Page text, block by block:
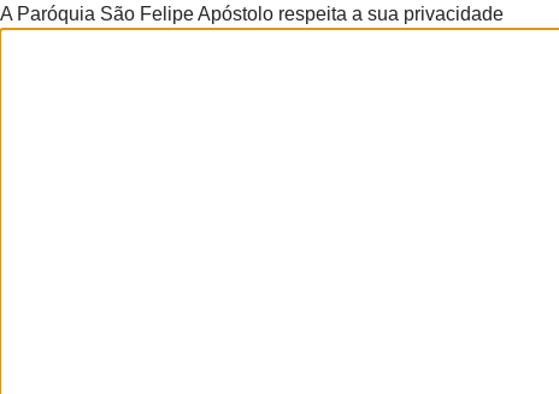
A Paróquia São Felipe Apóstolo respeita a sua privacidade